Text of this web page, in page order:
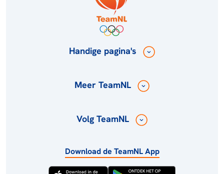
Handige pagina's
Meer TeamNL
Volg TeamNL
Download de TeamNL App